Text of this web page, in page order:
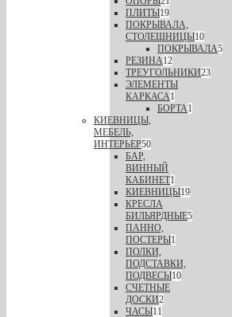
ПЛИТЫ19
ПОКРЫВАЛА,
СТОЛЕШНИЦЫ10
ПОКРЫВАЛА5
РЕЗИНА12
ТРЕУГОЛЬНИКИ23
ЭЛЕМЕНТЫ
КАРКАСА1
БОРТА1
КИЕВНИЦЫ,
МЕБЕЛЬ,
ИНТЕРЬЕР50
БАР,
ВИННЫЙ
КАБИНЕТ1
КИЕВНИЦЫ19
КРЕСЛА
БИЛЬЯРДНЫЕ5
ПАННО,
ПОСТЕРЫ1
ПОЛКИ,
ПОДСТАВКИ,
ПОДВЕСЫ10
СЧЕТНЫЕ
ДОСКИ2
ЧАСЫ11